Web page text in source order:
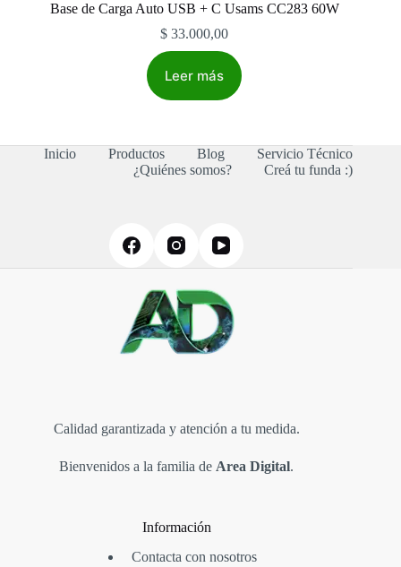
Base de Carga Auto USB + C Usams CC283 60W
$ 33.000,00
Leer más
Inicio Productos Blog
Servicio Técnico
¿Quiénes somos?
Creá tu funda :)
Calidad garantizada y atención a tu medida.
Bienvenidos a la familia de Area Digital.
Información
Contacta con nosotros